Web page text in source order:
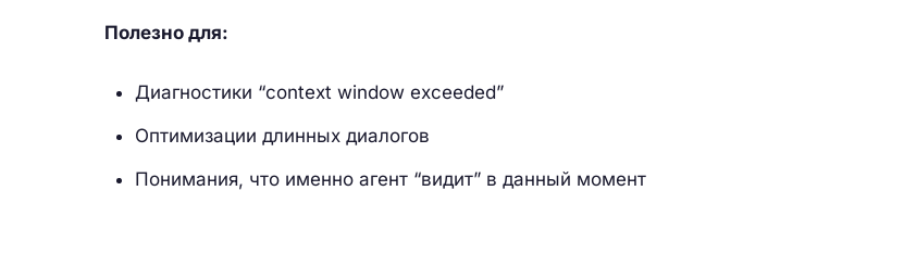
Полезно для:
Диагностики “context window exceeded”
Оптимизации длинных диалогов
Понимания, что именно агент “видит” в данный момент